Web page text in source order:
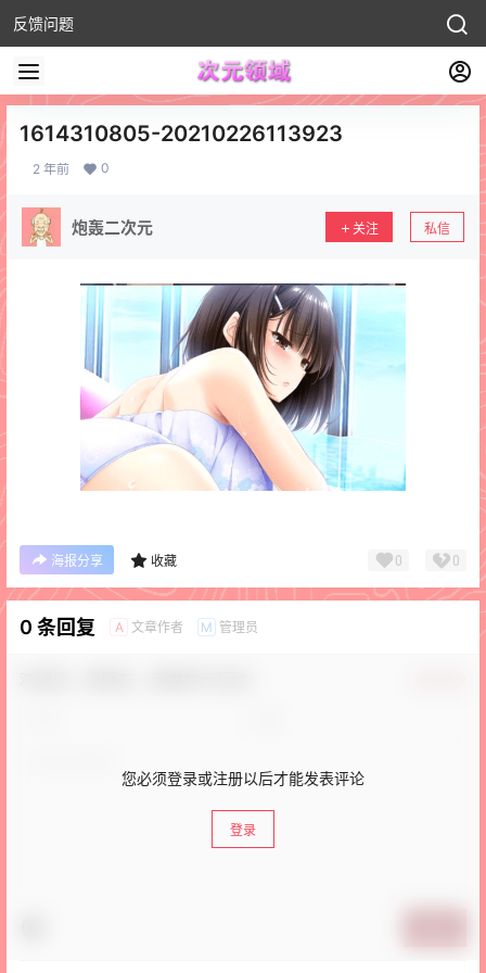
反馈问题
1614310805-20210226113923
2 年前 0
炮轰二次元 关注 私信
海报分享 收藏 0 0
0 条回复 A 文章作者 M 管理员
您必须登录或注册以后才能发表评论
登录